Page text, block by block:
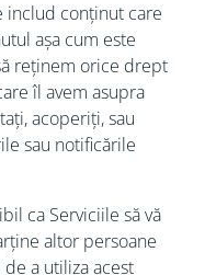
includ conținut care
așa cum este
reținem orice drept
îl avem asupra
acoperiți, sau
sau notificările
ca Serviciile să vă
altor persoane
a utiliza acest